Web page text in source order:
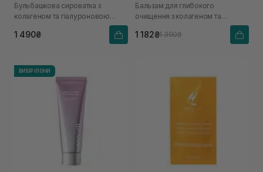
Бульбашкова сироватка з
колагеном та гіалуроновою
1 490₴
г
Бальзам для глибокого
очищення з колагеном та
1 182₴1 390₴
ВИБІР ІЛОНИ